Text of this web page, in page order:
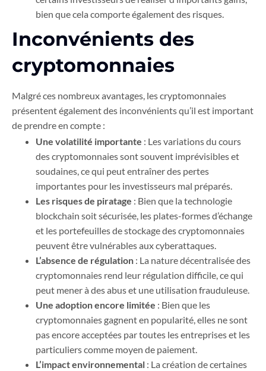
bien que cela comporte également des risques.
Inconvénients des
cryptomonnaies
Malgré ces nombreux avantages, les cryptomonnaies
présentent également des inconvénients qu’il est important
de prendre en compte :
Une volatilité importante : Les variations du cours
des cryptomonnaies sont souvent imprévisibles et
soudaines, ce qui peut entraîner des pertes
importantes pour les investisseurs mal préparés.
Les risques de piratage : Bien que la technologie
blockchain soit sécurisée, les plates-formes d’échange
et les portefeuilles de stockage des cryptomonnaies
peuvent être vulnérables aux cyberattaques.
L’absence de régulation : La nature décentralisée des
cryptomonnaies rend leur régulation difficile, ce qui
peut mener à des abus et une utilisation frauduleuse.
Une adoption encore limitée : Bien que les
cryptomonnaies gagnent en popularité, elles ne sont
pas encore acceptées par toutes les entreprises et les
particuliers comme moyen de paiement.
L’impact environnemental : La création de certaines